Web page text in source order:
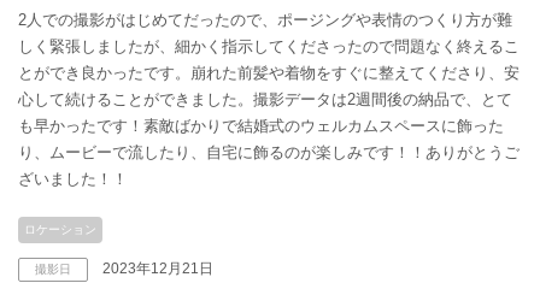
動画の作成 衣装追加無料
家族・友人と撮影 神社・寺院での撮影
人気スポットでの撮影
豊富な色打掛・着物
2人での撮影がはじめてだったので、ポージングや表情のつくり方が難
しく緊張しましたが、細かく指示してくださったので問題なく終えるこ
とができ良かったです。崩れた前髪や着物をすぐに整えてくださり、安
心して続けることができました。撮影データは2週間後の納品で、とて
も早かったです！素敵ばかりで結婚式のウェルカムスペースに飾った
り、ムービーで流したり、自宅に飾るのが楽しみです！！ありがとうご
ざいました！！
ロケーション
撮影日 2023年12月21日